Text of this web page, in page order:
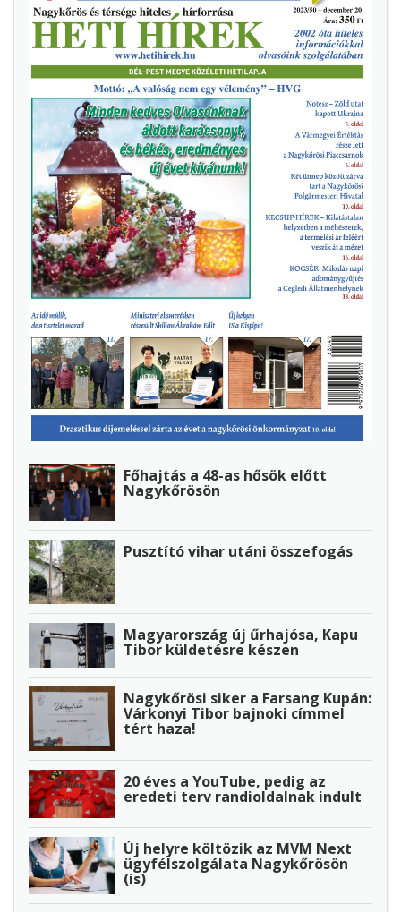
Főhajtás a 48-as hősök előtt
Nagykőrösön
Pusztító vihar utáni összefogás
Magyarország új űrhajósa, Kapu
Tibor küldetésre készen
Nagykőrösi siker a Farsang Kupán:
Várkonyi Tibor bajnoki címmel
tért haza!
20 éves a YouTube, pedig az
eredeti terv randioldalnak indult
Új helyre költözik az MVM Next
ügyfélszolgálata Nagykőrösön
(is)